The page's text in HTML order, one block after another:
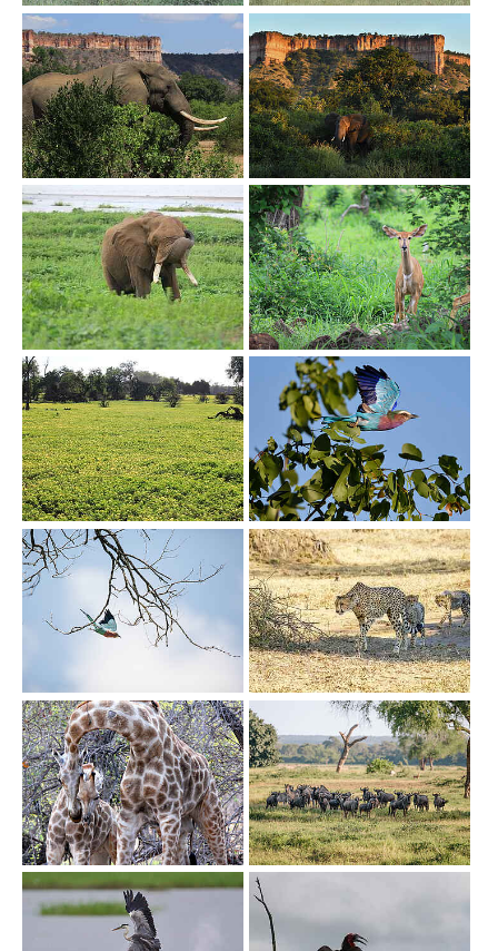
Show larger version
Show larger version Show larger version
Show larger version Show larger version
Show larger version Show larger version
Show larger version Show larger version
Show larger version Show larger version